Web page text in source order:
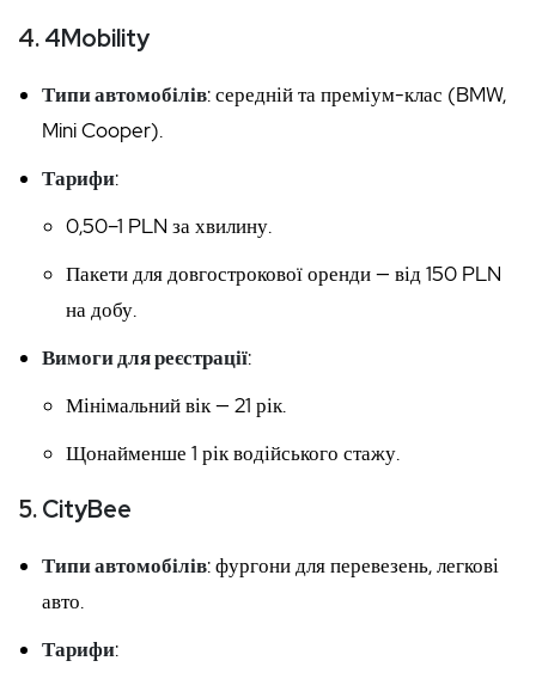
4.4Mobility
Типи автомобілів: середній та преміум-клас (BMW,
Mini Cooper).
Тарифи:
0,50–1 PLN за хвилину.
Пакети для довгострокової оренди — від 150 PLN
на добу.
Вимоги для реєстрації:
Мінімальний вік — 21 рік.
Щонайменше 1 рік водійського стажу.
5.CityBee
Типи автомобілів: фургони для перевезень, легкові
авто.
Тарифи: